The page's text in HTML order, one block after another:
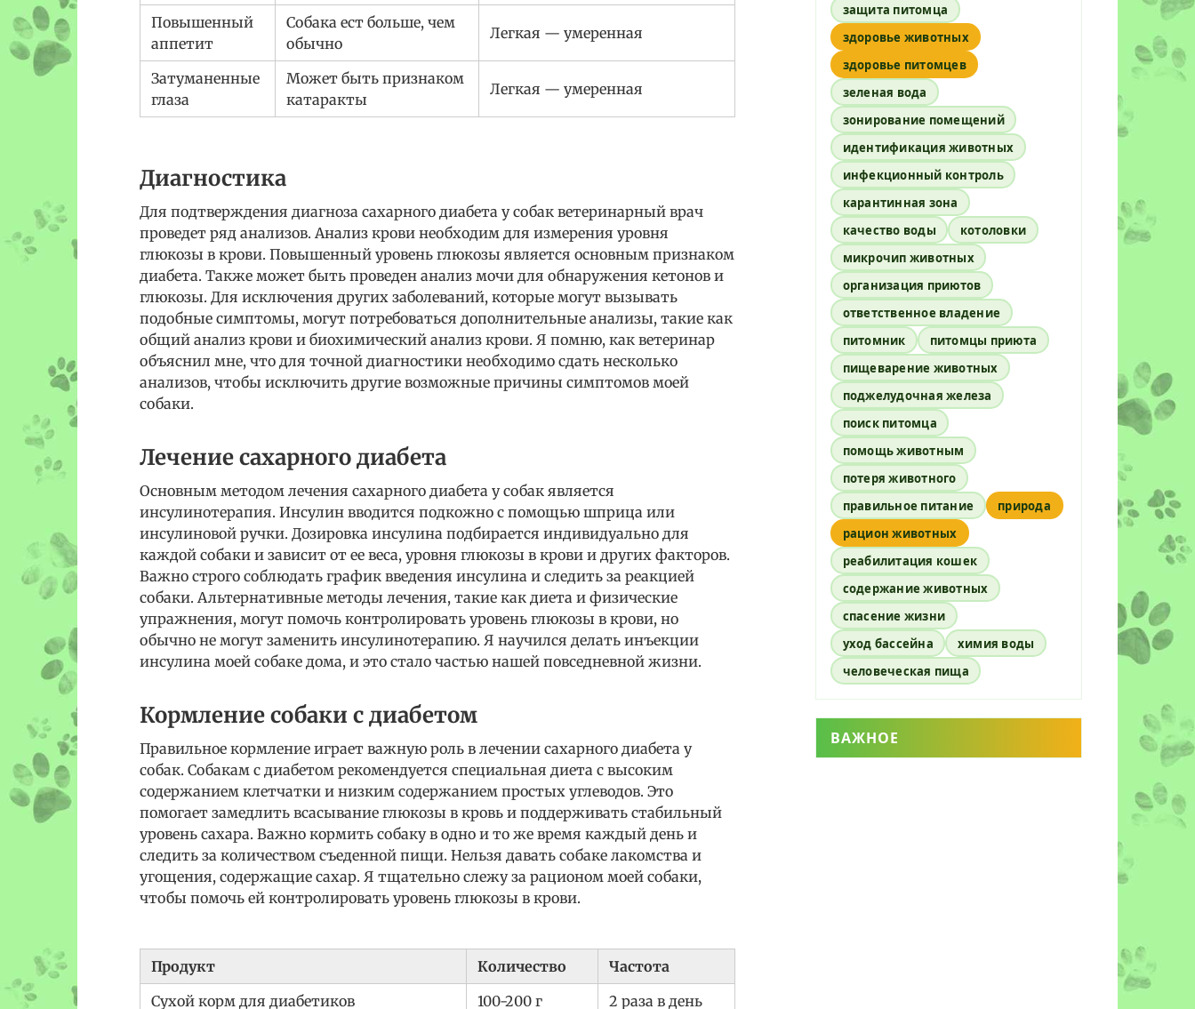
Повышенный
аппетит
Собака ест больше, чем
обычно
Легкая — умеренная
Затуманенные
глаза
Может быть признаком
катаракты
Легкая — умеренная
Диагностика
Для подтверждения диагноза сахарного диабета у собак ветеринарный врач
проведет ряд анализов. Анализ крови необходим для измерения уровня
глюкозы в крови. Повышенный уровень глюкозы является основным признаком
диабета. Также может быть проведен анализ мочи для обнаружения кетонов и
глюкозы. Для исключения других заболеваний, которые могут вызывать
подобные симптомы, могут потребоваться дополнительные анализы, такие как
общий анализ крови и биохимический анализ крови. Я помню, как ветеринар
объяснил мне, что для точной диагностики необходимо сдать несколько
анализов, чтобы исключить другие возможные причины симптомов моей
собаки.
Лечение сахарного диабета
Основным методом лечения сахарного диабета у собак является
инсулинотерапия. Инсулин вводится подкожно с помощью шприца или
инсулиновой ручки. Дозировка инсулина подбирается индивидуально для
каждой собаки и зависит от ее веса, уровня глюкозы в крови и других факторов.
Важно строго соблюдать график введения инсулина и следить за реакцией
собаки. Альтернативные методы лечения, такие как диета и физические
упражнения, могут помочь контролировать уровень глюкозы в крови, но
обычно не могут заменить инсулинотерапию. Я научился делать инъекции
инсулина моей собаке дома, и это стало частью нашей повседневной жизни.
Кормление собаки с диабетом
Правильное кормление играет важную роль в лечении сахарного диабета у
собак. Собакам с диабетом рекомендуется специальная диета с высоким
содержанием клетчатки и низким содержанием простых углеводов. Это
помогает замедлить всасывание глюкозы в кровь и поддерживать стабильный
уровень сахара. Важно кормить собаку в одно и то же время каждый день и
следить за количеством съеденной пищи. Нельзя давать собаке лакомства и
угощения, содержащие сахар. Я тщательно слежу за рационом моей собаки,
чтобы помочь ей контролировать уровень глюкозы в крови.
Продукт Количество
Частота
Сухой корм для диабетиков
100-200 г 2 раза в день
защита питомца
здоровье животных
здоровье питомцев
зеленая вода
зонирование помещений
идентификация животных
инфекционный контроль
карантинная зона
качество воды
котоловки
микрочип животных
организация приютов
ответственное владение
питомник
питомцы приюта
пищеварение животных
поджелудочная железа
поиск питомца
помощь животным
потеря животного
правильное питание
природа
рацион животных
реабилитация кошек
содержание животных
спасение жизни
уход бассейна
химия воды
человеческая пища
ВАЖНОЕ